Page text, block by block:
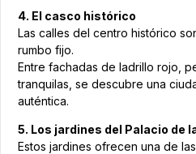
4. El casco histórico
Las calles del centro histórico
rumbo fijo.
Entre fachadas de ladrillo rojo,
tranquilas, se descubre una
auténtica.
5. Los jardines del Palacio de
Estos jardines ofrecen una de